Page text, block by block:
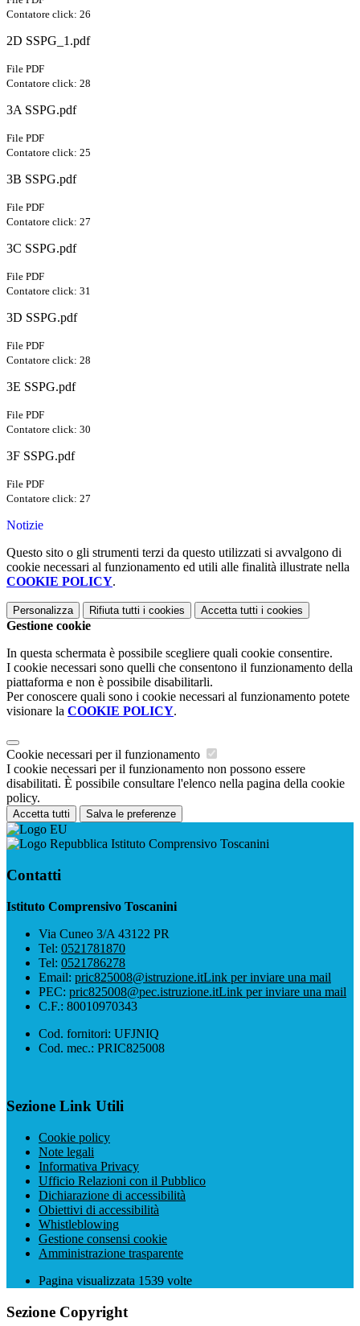
Contatore click: 26
2D SSPG_1.pdf
File PDF
Contatore click: 28
3A SSPG.pdf
File PDF
Contatore click: 25
3B SSPG.pdf
File PDF
Contatore click: 27
3C SSPG.pdf
File PDF
Contatore click: 31
3D SSPG.pdf
File PDF
Contatore click: 28
3E SSPG.pdf
File PDF
Contatore click: 30
3F SSPG.pdf
File PDF
Contatore click: 27
Notizie
Questo sito o gli strumenti terzi da questo utilizzati si avvalgono di
cookie necessari al funzionamento ed utili alle finalità illustrate nella
COOKIE POLICY.
Personalizza Rifiuta tutti i cookies Accetta tutti i cookies
Gestione cookie
In questa schermata è possibile scegliere quali cookie consentire.
I cookie necessari sono quelli che consentono il funzionamento della
piattaforma e non è possibile disabilitarli.
Per conoscere quali sono i cookie necessari al funzionamento potete
visionare la COOKIE POLICY.
Cookie necessari per il funzionamento
I cookie necessari per il funzionamento non possono essere
disabilitati. È possibile consultare l'elenco nella pagina della cookie
policy.
Accetta tutti Salva le preferenze
Istituto Comprensivo Toscanini
Contatti
Istituto Comprensivo Toscanini
Via Cuneo 3/A 43122 PR
Tel: 0521781870
Tel: 0521786278
Email: pric825008@istruzione.itLink per inviare una mail
PEC: pric825008@pec.istruzione.itLink per inviare una mail
C.F.: 80010970343
Cod. fornitori: UFJNIQ
Cod. mec.: PRIC825008
Sezione Link Utili
Cookie policy
Note legali
Informativa Privacy
Ufficio Relazioni con il Pubblico
Dichiarazione di accessibilità
Obiettivi di accessibilità
Whistleblowing
Gestione consensi cookie
Amministrazione trasparente
Pagina visualizzata 1539 volte
Sezione Copyright